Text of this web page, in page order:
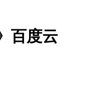
百度云